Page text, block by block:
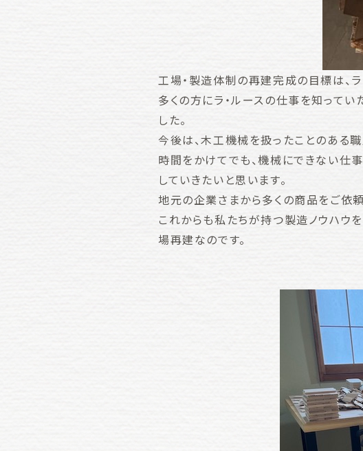
工場・製造体制の再建完成の目標は、
多くの方にラ・ルースの仕事を知って
した。
今後は、木工機械を扱ったことのある
時間をかけてでも、機械にできない仕
していきたいと思います。
地元の企業さまから多くの商品をご依
これからも私たちが持つ製造ノウハウ
場再建なのです。